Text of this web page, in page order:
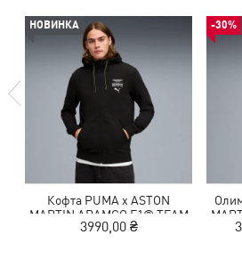
НОВИНКА
Кофта PUMA x ASTON
MARTIN ARAMCO F1® TEAM
Essentials Hoodie Men
3990,00 ₴
-30%